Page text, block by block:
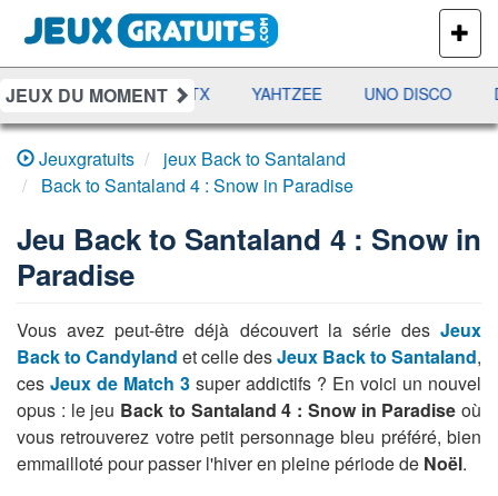
PLUS
DE
JEUX
JEUX DU MOMENT
RAMI JETX YAHTZEE UNO DISCO
Jeuxgratuits
jeux Back to Santaland
Back to Santaland 4 : Snow in Paradise
Jeu Back to Santaland 4 : Snow in
Paradise
Vous avez peut-être déjà découvert la série des Jeux
Back to Candyland et celle desJeux Back to Santaland,
ces Jeux de Match 3 super addictifs ? En voici un nouvel
opus : le jeu Back to Santaland 4 : Snow in Paradise où
vous retrouverez votre petit personnage bleu préféré, bien
emmailloté pour passer l'hiver en pleine période de Noël.